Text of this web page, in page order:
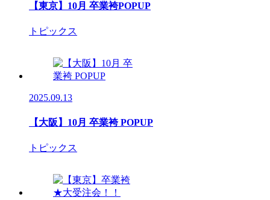
【東京】10月 卒業袴POPUP
トピックス
2025.09.13
【大阪】10月 卒業袴 POPUP
トピックス